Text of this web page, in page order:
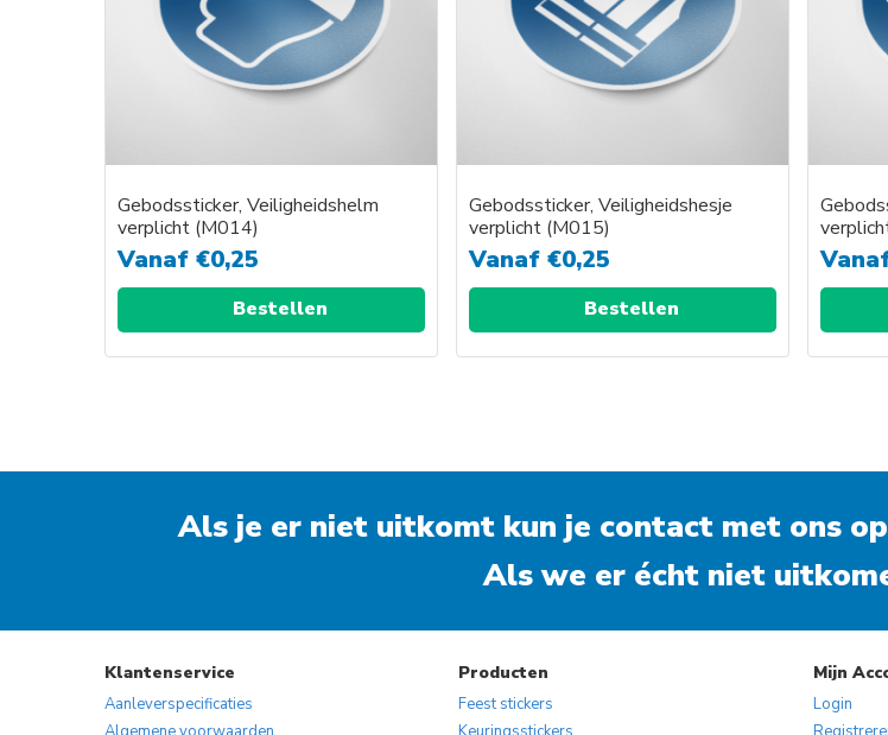
Gebodssticker, Veiligheidshelm
verplicht (M014)
Vanaf €0,25
Bestellen
Gebodssticker, Veiligheidshesje
verplicht (M015)
Vanaf €0,25
Bestellen
Als je er niet uitkomt kun je contact met ons
Als we er écht niet
Klantenservice
Aanleverspecificaties
Producten
Feest stickers
Mijn
Login